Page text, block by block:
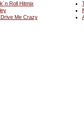
Roll Hitmix
Drive Me Crazy